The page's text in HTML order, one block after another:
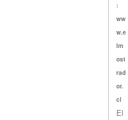
:
ww
w.e
lm
ost
rad
or.
cl
El